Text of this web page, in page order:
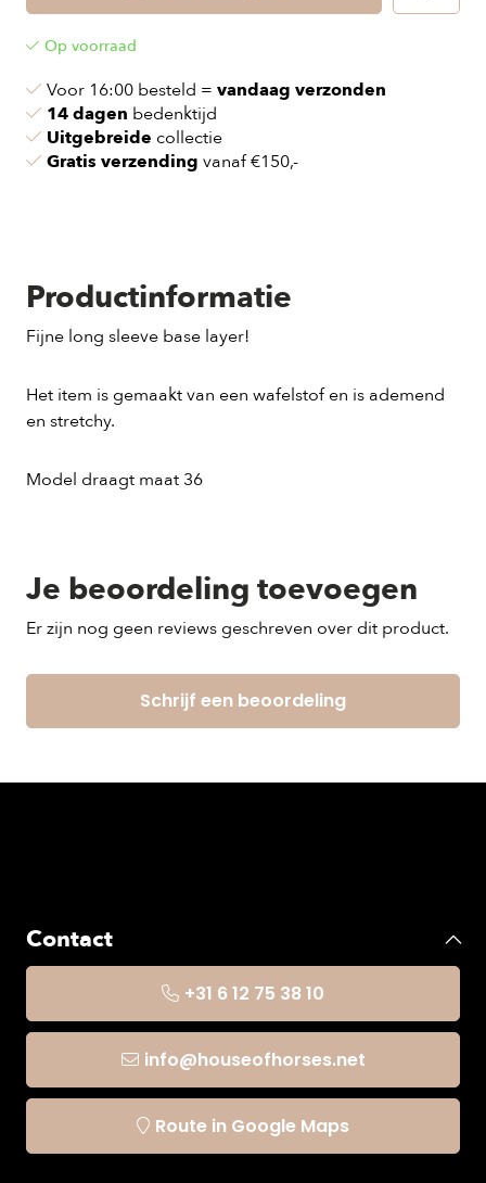
Op voorraad
Voor 16:00 besteld = vandaag verzonden
14 dagen bedenktijd
Uitgebreide collectie
Gratis verzending vanaf €150,-
Productinformatie
Fijne long sleeve base layer!
Het item is gemaakt van een wafelstof en is ademend
en stretchy.
Model draagt maat 36
Je beoordeling toevoegen
Er zijn nog geen reviews geschreven over dit product.
Schrijf een beoordeling
Contact
+31 6 12 75 38 10
info@houseofhorses.net
Route in Google Maps